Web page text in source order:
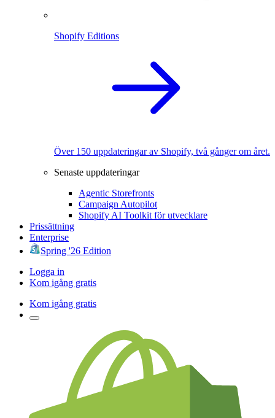
Shopify Editions
Över 150 uppdateringar av Shopify, två gånger om året.
Senaste uppdateringar
Agentic Storefronts
Campaign Autopilot
Shopify AI Toolkit för utvecklare
Prissättning
Enterprise
Spring '26 Edition
Logga in
Kom igång gratis
Kom igång gratis